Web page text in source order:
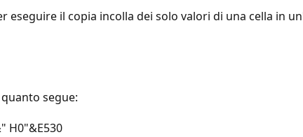
il copia incolla dei solo valori di una cella in
segue:
H0"&E530